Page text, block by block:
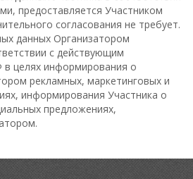
предоставляется Участником
согласования не требует.
данных Организатором
с действующим
целях информирования о
рекламных, маркетинговых и
информирования Участника о
предложениях,